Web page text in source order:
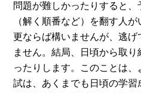
問題が難しかったりすると
（解く順番など）を翻す人
更ならば構いませんが、逃
ません。結局、日頃から取
ったりします。このことは
試は、あくまでも日頃の学